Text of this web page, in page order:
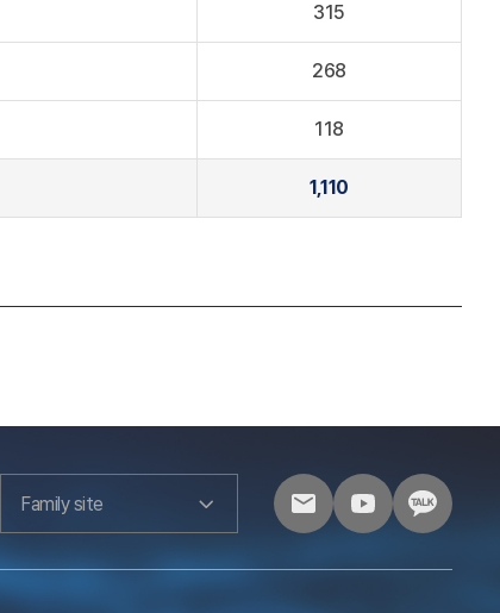
315
268
118
1,110
Family site